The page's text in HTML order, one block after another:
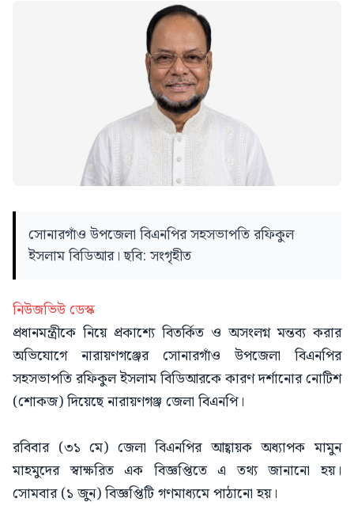
সোনারগাঁও উপজেলা বিএনপির সহসভাপতি রফিকুল
ইসলাম বিডিআর। ছবি: সংগৃহীত
নিউজভিউ ডেস্ক
প্রধানমন্ত্রীকে নিয়ে প্রকাশ্যে বিতর্কিত ও অসংলগ্ন মন্তব্য করার
অভিযোগে নারায়ণগঞ্জের সোনারগাঁও উপজেলা বিএনপির
সহসভাপতি রফিকুল ইসলাম বিডিআরকে কারণ দর্শানোর নোটিশ
(শোকজ) দিয়েছে নারায়ণগঞ্জ জেলা বিএনপি।
রবিবার (৩১ মে) জেলা বিএনপির আহ্বায়ক অধ্যাপক মামুন
মাহমুদের স্বাক্ষরিত এক বিজ্ঞপ্তিতে এ তথ্য জানানো হয়।
সোমবার (১ জুন) বিজ্ঞপ্তিটি গণমাধ্যমে পাঠানো হয়।